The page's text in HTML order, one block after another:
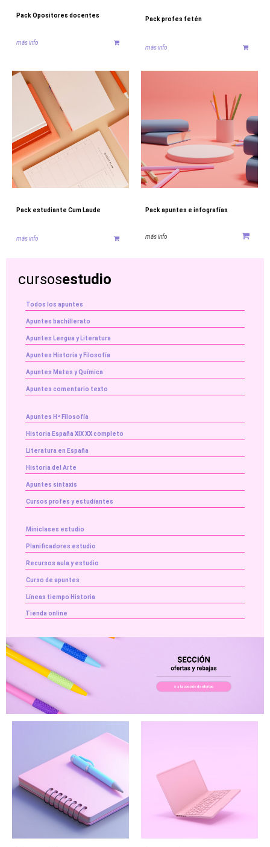
Pack Opositores docentes
más info
Pack profes fetén
más info
Pack estudiante Cum Laude
más info
Pack apuntes e infografías
más info
cursosestudio
Todos los apuntes
Apuntes bachillerato
Apuntes Lengua y Literatura
Apuntes Historia y Filosofía
Apuntes Mates y Química
Apuntes comentario texto
Apuntes Hª Filosofía
Historia España XIX XX completo
Literatura en España
Historia del Arte
Apuntes sintaxis
Cursos profes y estudiantes
Miniclases estudio
Planificadores estudio
Recursos aula y estudio
Curso de apuntes
Líneas tiempo Historia
Tienda online